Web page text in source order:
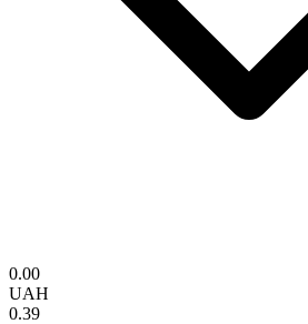
0.00
UAH
0.39